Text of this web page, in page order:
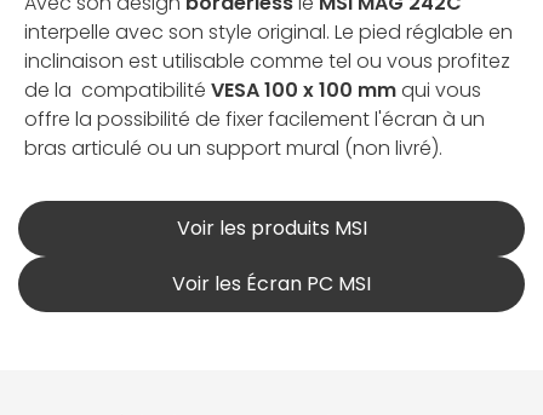
interpelle avec son style original. Le pied réglable en
inclinaison est utilisable comme tel ou vous profitez
de la compatibilité VESA 100 x 100 mmqui vous
offre la possibilité de fixer facilement l'écran à un
bras articulé ou un support mural (non livré).
Voir les produits MSI
Voir les Écran PC MSI